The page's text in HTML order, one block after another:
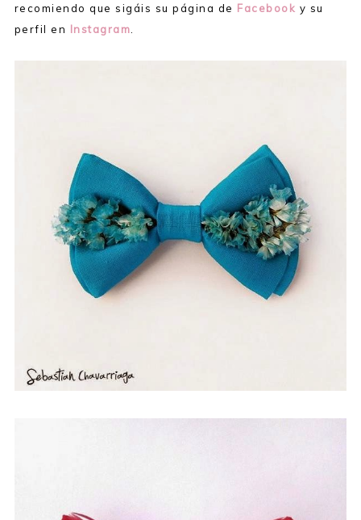
recomiendo que sigáis su página de Facebook y su
perfil en Instagram